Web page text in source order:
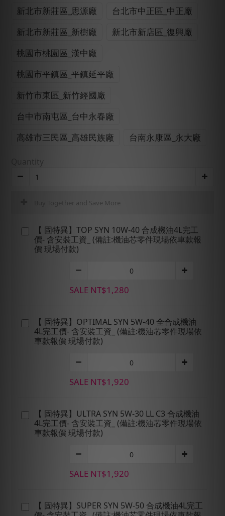
新北市新莊區_思源廠
台北市中正區_中正廠
新北市新莊區_新樹廠
新北市新店區_復興廠
桃園市桃園區_漢中廠
桃園市平鎮區_平鎮延平廠
新竹市東區_新竹經國廠
台中市南屯區_台中永春廠
高雄市三民區_高雄民族廠
台南永康區_永大廠
Quantity
Buy Together and Save More
【 固特異】TOP SYN 10W-40 合成機油4L完工
價- 含安裝工資_ (備註:機油芯零件現場依車款報
價 現場付款)
SALE NT$1,280
【 固特異】OPTIMAL SYN 5W-40 全合成機油
4L完工價- 含安裝工資_ (備註:機油芯零件現場依
車款報價 現場付款)
SALE NT$1,920
【 固特異】ULTRA SYN 5W-30 LL C3 合成機油
4L完工價- 含安裝工資_ (備註:機油芯零件現場依
車款報價 現場付款)
SALE NT$1,920
【 固特異】SUPER SYN 5W-50 合成機油4L完工